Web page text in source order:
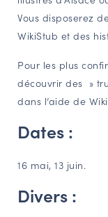
Vous disposerez
WikiStub et des
Pour les plus
découvrir des »
dans l’aide de
Dates :
16 mai, 13 juin.
Divers :